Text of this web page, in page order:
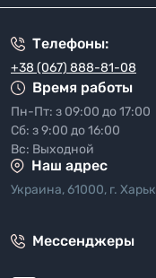
Телефоны:
+38 (067) 888-81-08
Время работы
Пн-Пт: з 09:00 до 17:00
Сб: з 9:00 до 16:00
Вс: Выходной
Наш адрес
Украина, 61000, г.
Мессенджеры